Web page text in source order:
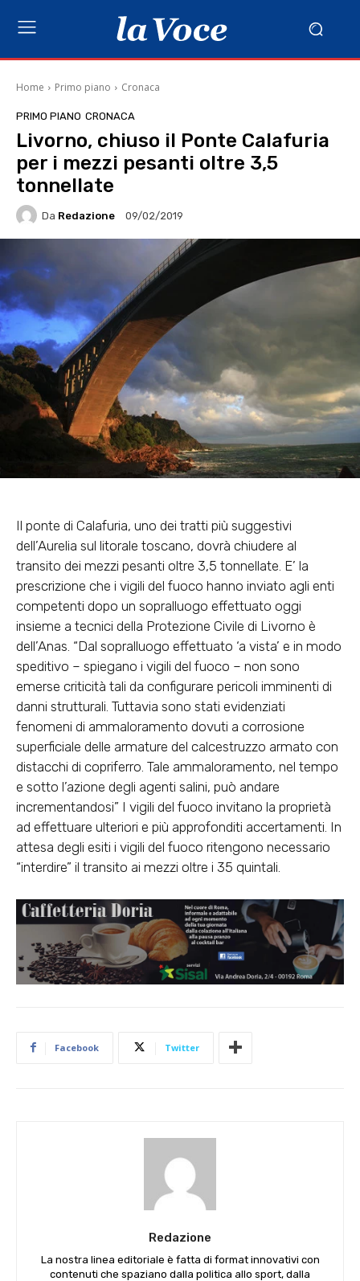
Home Primo piano Cronaca
PRIMO PIANO CRONACA
Livorno, chiuso il Ponte Calafuria
per i mezzi pesanti oltre 3,5
tonnellate
Da Redazione 09/02/2019
Il ponte di Calafuria, uno dei tratti più suggestivi
dell’Aurelia sul litorale toscano, dovrà chiudere al
transito dei mezzi pesanti oltre 3,5 tonnellate. E’ la
prescrizione che i vigili del fuoco hanno inviato agli enti
competenti dopo un sopralluogo effettuato oggi
insieme a tecnici della Protezione Civile di Livorno è
dell’Anas. “Dal sopralluogo effettuato ‘a vista’ e in modo
speditivo – spiegano i vigili del fuoco – non sono
emerse criticità tali da configurare pericoli imminenti di
danni strutturali. Tuttavia sono stati evidenziati
fenomeni di ammaloramento dovuti a corrosione
superficiale delle armature del calcestruzzo armato con
distacchi di copriferro. Tale ammaloramento, nel tempo
e sotto l’azione degli agenti salini, può andare
incrementandosi” I vigili del fuoco invitano la proprietà
ad effettuare ulteriori e più approfonditi accertamenti. In
attesa degli esiti i vigili del fuoco ritengono necessario
“interdire” il transito ai mezzi oltre i 35 quintali.
Facebook Twitter
Redazione
La nostra linea editoriale è fatta di format innovativi con
contenuti che spaziano dalla politica allo sport, dalla